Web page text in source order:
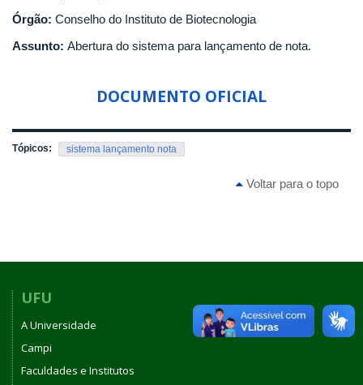
Órgão: Conselho do Instituto de Biotecnologia
Assunto: Abertura do sistema para lançamento de nota.
DOCUMENTO OFICIAL
Tópicos: sistema lançamento nota
Voltar para o topo
UFU
A Universidade
Campi
Faculdades e Institutos